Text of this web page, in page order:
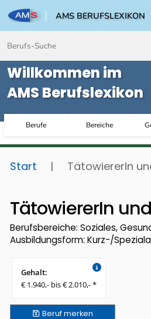
AMS BERUFSLEXIKON
Willkommen im
AMS Berufslexikon
Berufe Bereiche
Start | TätowiererIn
TätowiererIn
Berufsbereiche: Soziales,
Ausbildungsform: Kurz-/
Gehalt:
€ 1.940,- bis € 2.010,- *
Berufmerken